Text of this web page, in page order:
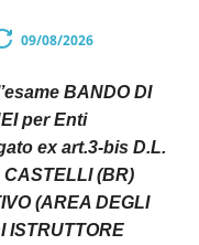
09/08/2026
BANDO DI
per Enti
ex art.3-bis D.L.
CASTELLI (BR)
(AREA DEGLI
ISTRUTTORE